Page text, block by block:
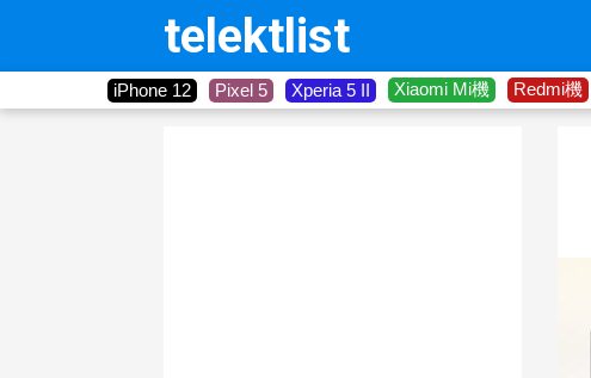
telektlist
iPhone 12 Pixel 5 Xperia 5 II Xiaomi Mi機 Redmi機